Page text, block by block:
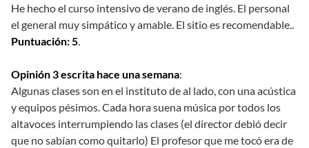
He hecho el curso intensivo de verano de inglés. El personal
el general muy simpático y amable. El sitio es recomendable..
Puntuación: 5
Opinión 3 escrita hace una semana:
Algunas clases son en el instituto de al lado, con una acústica
y equipos pésimos. Cada hora suena música por todos los
altavoces interrumpiendo las clases (el director debió decir
que no sabían como quitarlo) El profesor que me tocó era de